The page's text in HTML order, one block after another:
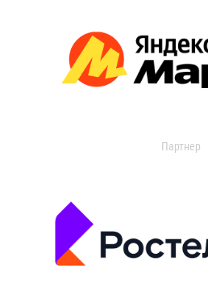
Партнер